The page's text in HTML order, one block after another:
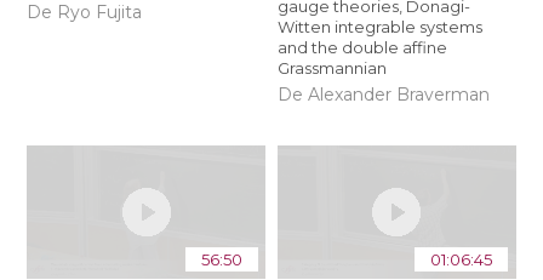
De Ryo Fujita
gauge theories, Donagi-
Witten integrable systems
and the double affine
Grassmannian
De Alexander Braverman
56:50 01:06:45